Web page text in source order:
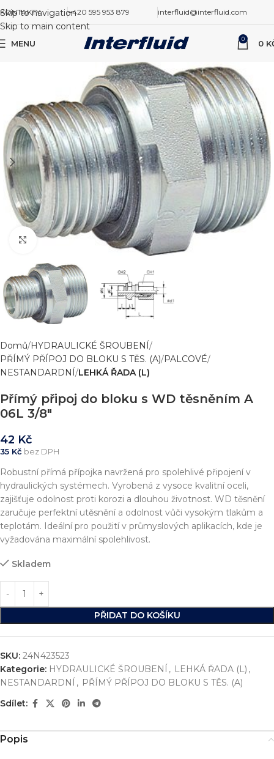
Skip to navigation
Skip to main content
KONTAKTY +420 595 953 879 interfluid@interfluid.com
MENU 0 0
Zvětšit obrázek
Domů HYDRAULICKÉ ŠROUBENÍ
PŘÍMÝ PŘÍPOJ DO BLOKU S TĚS. (A) PALCOVÉ
NESTANDARDNÍ LEHKÁ ŘADA (L)
Přímý připoj do bloku s WD těsněním A
06L 3/8″
42 Kč
35 Kč bez DPH
Robustní přímá přípojka navržená pro spolehlivé připojení v
hydraulických systémech. Vyrobená z vysoce kvalitní oceli,
zajišťuje odolnost proti korozi a dlouhou životnost. WD těsnění
zaručuje perfektní utěsnění a odolnost vůči vysokým tlakům a
teplotám. Ideální pro použití v průmyslových aplikacích, kde je
vyžadována maximální spolehlivost.
Skladem
PŘIDAT DO KOŠÍKU
SKU: 24N423523
Kategorie: HYDRAULICKÉ ŠROUBENÍ , LEHKÁ ŘADA (L) ,
NESTANDARDNÍ , PŘÍMÝ PŘÍPOJ DO BLOKU S TĚS. (A)
Sdílet:
Popis